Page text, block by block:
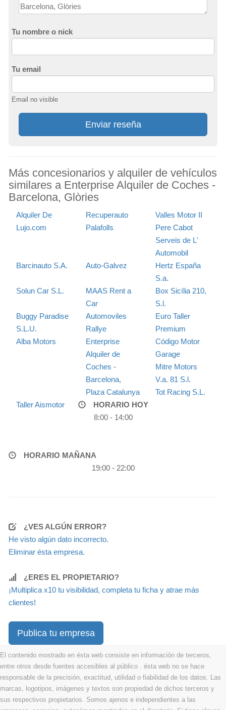
Tu nombre o nick
Tu email
Email no visible
Enviar reseña
Más concesionarios y alquiler de vehículos
similares a Enterprise Alquiler de Coches -
Barcelona, Glòries
Alquiler De
Lujo.com
Recuperauto
Palafolls
Valles Motor II
Pere Cabot
Serveis de L'
Automobil
Barcinauto S.A.
Auto-Galvez
Hertz España
S.a.
Solun Car S.L.
MAAS Rent a
Car
Box Sicília 210,
S.l.
Buggy Paradise
S.L.U.
Automoviles
Rallye
Euro Taller
Premium
Alba Motors
Enterprise
Alquiler de
Coches -
Barcelona,
Plaza Catalunya
Código Motor
Garage
Mitre Motors
V.a. 81 S.l.
Tot Racing S.L.
Taller Aismotor
HORARIO HOY
8:00 - 14:00
HORARIO MAÑANA
19:00 - 22:00
¿VES ALGÚN ERROR?
He visto algún dato incorrecto.
Eliminar ésta empresa.
¿ERES EL PROPIETARIO?
¡Multiplica x10 tu visibilidad, completa tu ficha y atrae más
clientes!
Publica tu empresa
El contenido mostrado en ésta web consiste en información de terceros,
entre otros desde fuentes accesibles al público . ésta web no se hace
responsable de la precisión, exactitud, utilidad o fiabilidad de los datos. Las
marcas, logotipos, imágenes y textos son propiedad de dichos terceros y
sus respectivos propietarios. Somos ajenos e independientes a las